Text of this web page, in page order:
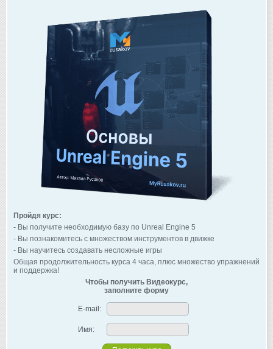
Пройдя курс:
- Вы получите необходимую базу по Unreal Engine 5
- Вы познакомитесь с множеством инструментов в движке
- Вы научитесь создавать несложные игры
Общая продолжительность курса 4 часа, плюс множество упражнений
и поддержка!
Чтобы получить Видеокурс,
заполните форму
E-mail:
Имя: